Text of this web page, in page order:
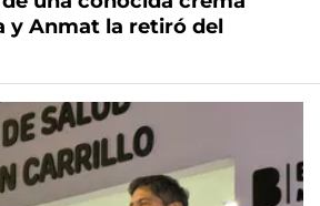
y Anmat la retiró del